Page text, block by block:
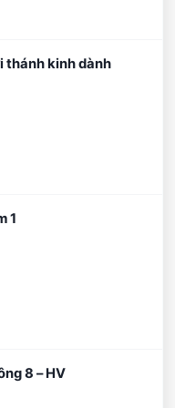
thánh kinh dành
1
8 – HV